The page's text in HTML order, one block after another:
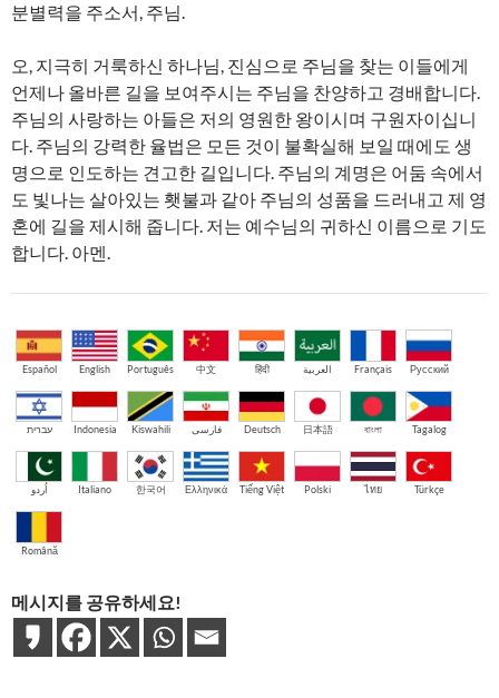
분별력을 주소서, 주님.
오, 지극히 거룩하신 하나님, 진심으로 주님을 찾는 이들에게
언제나 올바른 길을 보여주시는 주님을 찬양하고 경배합니다.
주님의 사랑하는 아들은 저의 영원한 왕이시며 구원자이십니
다. 주님의 강력한 율법은 모든 것이 불확실해 보일 때에도 생
명으로 인도하는 견고한 길입니다. 주님의 계명은 어둠 속에서
도 빛나는 살아있는 횃불과 같아 주님의 성품을 드러내고 제 영
혼에 길을 제시해 줍니다. 저는 예수님의 귀하신 이름으로 기도
합니다. 아멘.
Español English Português 中文 हिंदी العربية Français Русский
עברית Indonesia Kiswahili فارسی Deutsch 日本語 বাংলা Tagalog
اُردو Italiano 한국어 Ελληνικά Tiếng Việt Polski ไทย Türkçe
Română
메시지를 공유하세요!